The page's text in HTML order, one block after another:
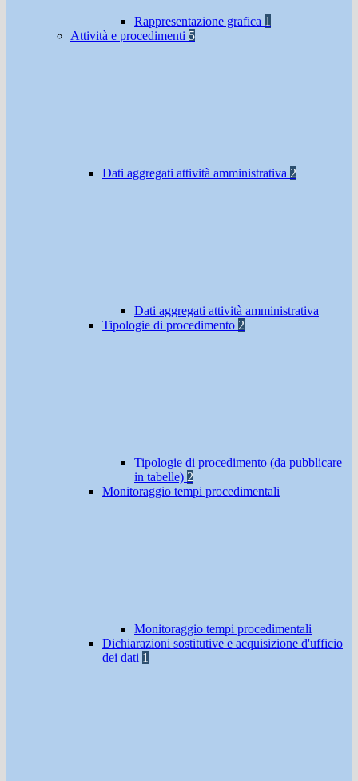
Rappresentazione grafica 1
Attività e procedimenti 5
Dati aggregati attività amministrativa 2
Dati aggregati attività amministrativa
Tipologie di procedimento 2
Tipologie di procedimento (da pubblicare
in tabelle) 2
Monitoraggio tempi procedimentali
Monitoraggio tempi procedimentali
Dichiarazioni sostitutive e acquisizione d'ufficio
dei dati 1